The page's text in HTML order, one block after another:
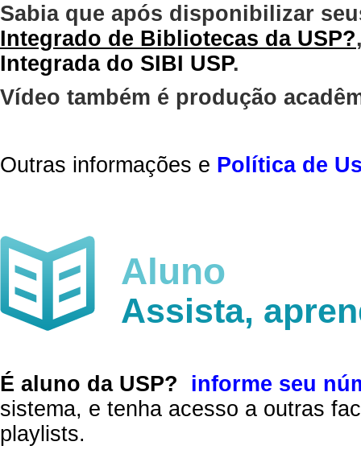
Sabia que após disponibilizar
Integrado de Bibliotecas da USP?
Integrada do SIBI USP.
Vídeo também é produção
Outras informações e Política de
Aluno
Assista,
É aluno da USP?
informe seu
sistema, e tenha acesso a outras
playlists.